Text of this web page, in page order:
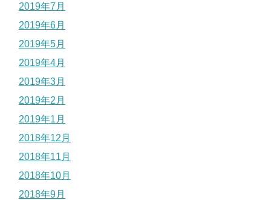
2019年7月
2019年6月
2019年5月
2019年4月
2019年3月
2019年2月
2019年1月
2018年12月
2018年11月
2018年10月
2018年9月